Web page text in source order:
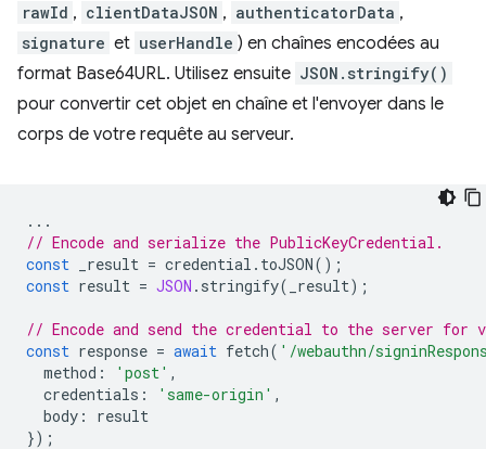
rawId , clientDataJSON , authenticatorData ,
signature et userHandle ) en chaînes encodées au
format Base64URL. Utilisez ensuite JSON.stringify()
pour convertir cet objet en chaîne et l'envoyer dans le
corps de votre requête au serveur.
...
// Encode and serialize the PublicKeyCredential.
const
_result = credential . toJSON();
const result = JSON . stringify( _result);
// Encode and send the credential to the server
const response = await fetch( '/webauthn/
method : 'post' ,
credentials : 'same-origin' ,
body :
result
});